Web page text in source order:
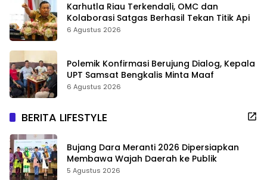
Karhutla Riau Terkendali, OMC dan
Kolaborasi Satgas Berhasil Tekan Titik Api
6 Agustus 2026
Polemik Konfirmasi Berujung Dialog, Kepala
UPT Samsat Bengkalis Minta Maaf
6 Agustus 2026
BERITA LIFESTYLE
Bujang Dara Meranti 2026 Dipersiapkan
Membawa Wajah Daerah ke Publik
5 Agustus 2026